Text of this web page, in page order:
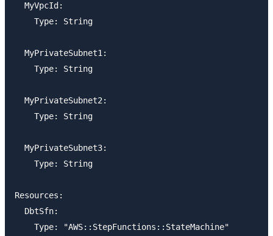
  MyVpcId:
    Type: String
  MyPrivateSubnet1:
    Type: String
  MyPrivateSubnet2:
    Type: String
  MyPrivateSubnet3:
    Type: String
Resources:
  DbtSfn:
    Type: "AWS::StepFunctions::StateMachine"